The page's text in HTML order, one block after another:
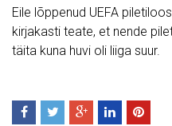
Eile lõppenud UEFA
kirjakasti teate, et nende
täita kuna huvi oli liiga suur.